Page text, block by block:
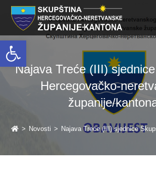
Open toolbar
Najava Treće (III)
Hercegovačko-
županije/
> Novosti > Najava Treće (III) sjednice